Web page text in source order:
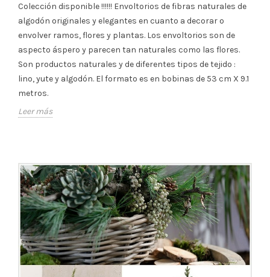
Colección disponible !!!!!! Envoltorios de fibras naturales de
algodón originales y elegantes en cuanto a decorar o
envolver ramos, flores y plantas. Los envoltorios son de
aspecto áspero y parecen tan naturales como las flores.
Son productos naturales y de diferentes tipos de tejido :
lino, yute y algodón. El formato es en bobinas de 53 cm X 9.1
metros.
Leer más